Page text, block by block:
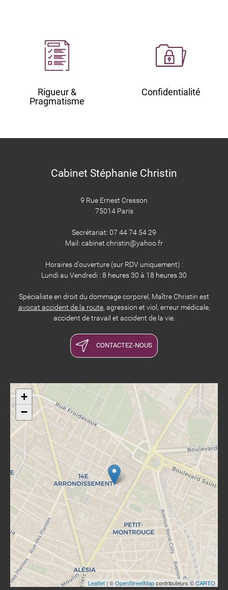
Rigueur &
Pragmatisme
Confidentialité
Cabinet Stéphanie Christin
9 Rue Ernest Cresson
75014 Paris
​​​​​​​Secrétariat: 07 44 74 54 29
Mail: cabinet.christin@yahoo.fr
Horaires d'ouverture (sur RDV uniquement) :
Lundi au Vendredi : 8 heures 30 à 18 heures 30
Spécialiste en droit du dommage corporel, Maître Christin est
avocat accident de la route, agression et viol, erreur médicale,
accident de travail et accident de la vie.
CONTACTEZ-NOUS
+
−
Leaflet | ©OpenStreetMapcontributeurs ©CARTO